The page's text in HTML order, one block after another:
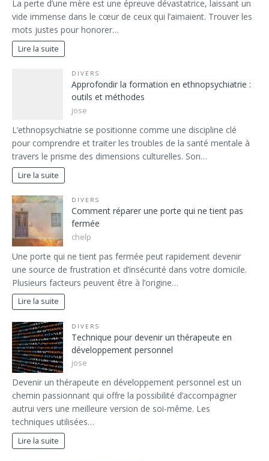
La perte d’une mère est une épreuve dévastatrice, laissant un
vide immense dans le cœur de ceux qui l’aimaient. Trouver les
mots justes pour honorer…
Lire la suite
DIVERS
Approfondir la formation en ethnopsychiatrie :
outils et méthodes
jose
L’ethnopsychiatrie se positionne comme une discipline clé
pour comprendre et traiter les troubles de la santé mentale à
travers le prisme des dimensions culturelles. Son…
Lire la suite
DIVERS
Comment réparer une porte qui ne tient pas
fermée
chelp
Une porte qui ne tient pas fermée peut rapidement devenir
une source de frustration et d’insécurité dans votre domicile.
Plusieurs facteurs peuvent être à l’origine…
Lire la suite
DIVERS
Technique pour devenir un thérapeute en
développement personnel
jose
Devenir un thérapeute en développement personnel est un
chemin passionnant qui offre la possibilité d’accompagner
autrui vers une meilleure version de soi-même. Les
techniques utilisées…
Lire la suite